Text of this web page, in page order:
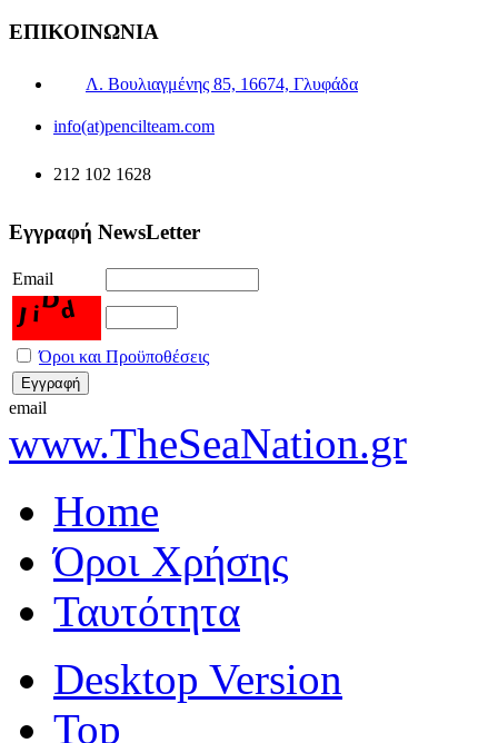
ΕΠΙΚΟΙΝΩΝΙΑ
Λ. Βουλιαγμένης 85, 16674, Γλυφάδα
info(at)pencilteam.com
212 102 1628
Εγγραφή NewsLetter
Email
Όροι και Προϋποθέσεις
email
www.TheSeaNation.gr
Home
Όροι Χρήσης
Ταυτότητα
Desktop Version
Top